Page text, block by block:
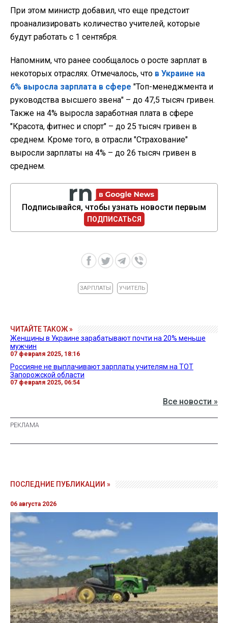
При этом министр добавил, что еще предстоит
проанализировать количество учителей, которые
будут работать с 1 сентября.
Напомним, что ранее сообщалось о росте зарплат в
некоторых отраслях. Отмечалось, что в Украине на
6% выросла зарплата в сфере "Топ-менеджмента и
руководства высшего звена" – до 47,5 тысяч гривен.
Также на 4% выросла заработная плата в сфере
"Красота, фитнес и спорт" – до 25 тысяч гривен в
среднем. Кроме того, в отрасли "Страхование"
выросли зарплаты на 4% – до 26 тысяч гривен в
среднем.
Подписывайся, чтобы узнать новости первым
ПОДПИСАТЬСЯ
ЗАРПЛАТЫ УЧИТЕЛЬ
ЧИТАЙТЕ ТАКОЖ »
Женщины в Украине зарабатывают почти на 20% меньше
мужчин
07 февраля 2025, 18:16
Россияне не выплачивают зарплаты учителям на ТОТ
Запорожской области
07 февраля 2025, 06:54
Все новости »
ПОСЛЕДНИЕ ПУБЛИКАЦИИ »
06 августа 2026